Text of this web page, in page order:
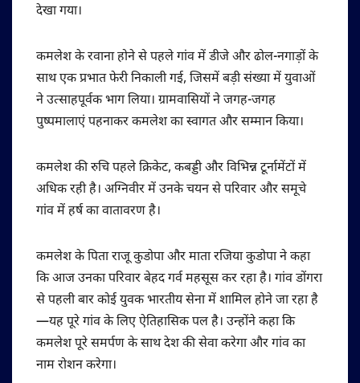
देखा गया।
कमलेश के रवाना होने से पहले गांव में डीजे और ढोल-नगाड़ों के
साथ एक प्रभात फेरी निकाली गई, जिसमें बड़ी संख्या में युवाओं
ने उत्साहपूर्वक भाग लिया। ग्रामवासियों ने जगह-जगह
पुष्पमालाएं पहनाकर कमलेश का स्वागत और सम्मान किया।
कमलेश की रुचि पहले क्रिकेट, कबड्डी और विभिन्न टूर्नामेंटों में
अधिक रही है। अग्निवीर में उनके चयन से परिवार और समूचे
गांव में हर्ष का वातावरण है।
कमलेश के पिता राजू कुडोपा और माता रजिया कुडोपा ने कहा
कि आज उनका परिवार बेहद गर्व महसूस कर रहा है। गांव डोंगरा
से पहली बार कोई युवक भारतीय सेना में शामिल होने जा रहा है
—यह पूरे गांव के लिए ऐतिहासिक पल है। उन्होंने कहा कि
कमलेश पूरे समर्पण के साथ देश की सेवा करेगा और गांव का
नाम रोशन करेगा।